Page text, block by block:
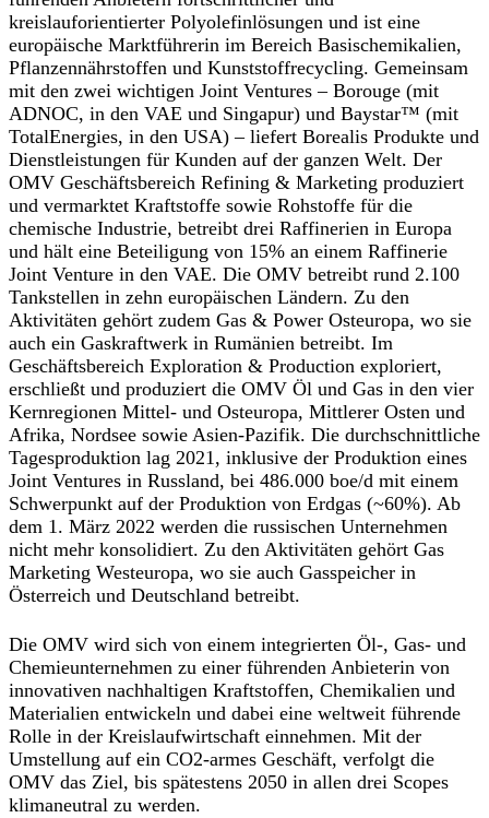
kreislauforientierter Polyolefinlösungen und ist eine
europäische Marktführerin im Bereich Basischemikalien,
Pflanzennährstoffen und Kunststoffrecycling. Gemeinsam
mit den zwei wichtigen Joint Ventures – Borouge (mit
ADNOC, in den VAE und Singapur) und Baystar™ (mit
TotalEnergies, in den USA) – liefert Borealis Produkte und
Dienstleistungen für Kunden auf der ganzen Welt. Der
OMV Geschäftsbereich Refining & Marketing produziert
und vermarktet Kraftstoffe sowie Rohstoffe für die
chemische Industrie, betreibt drei Raffinerien in Europa
und hält eine Beteiligung von 15% an einem Raffinerie
Joint Venture in den VAE. Die OMV betreibt rund 2.100
Tankstellen in zehn europäischen Ländern. Zu den
Aktivitäten gehört zudem Gas & Power Osteuropa, wo sie
auch ein Gaskraftwerk in Rumänien betreibt. Im
Geschäftsbereich Exploration & Production exploriert,
erschließt und produziert die OMV Öl und Gas in den vier
Kernregionen Mittel- und Osteuropa, Mittlerer Osten und
Afrika, Nordsee sowie Asien-Pazifik. Die durchschnittliche
Tagesproduktion lag 2021, inklusive der Produktion eines
Joint Ventures in Russland, bei 486.000 boe/d mit einem
Schwerpunkt auf der Produktion von Erdgas (~60%). Ab
dem 1. März 2022 werden die russischen Unternehmen
nicht mehr konsolidiert. Zu den Aktivitäten gehört Gas
Marketing Westeuropa, wo sie auch Gasspeicher in
Österreich und Deutschland betreibt.
Die OMV wird sich von einem integrierten Öl-, Gas- und
Chemieunternehmen zu einer führenden Anbieterin von
innovativen nachhaltigen Kraftstoffen, Chemikalien und
Materialien entwickeln und dabei eine weltweit führende
Rolle in der Kreislaufwirtschaft einnehmen. Mit der
Umstellung auf ein CO2-armes Geschäft, verfolgt die
OMV das Ziel, bis spätestens 2050 in allen drei Scopes
klimaneutral zu werden.